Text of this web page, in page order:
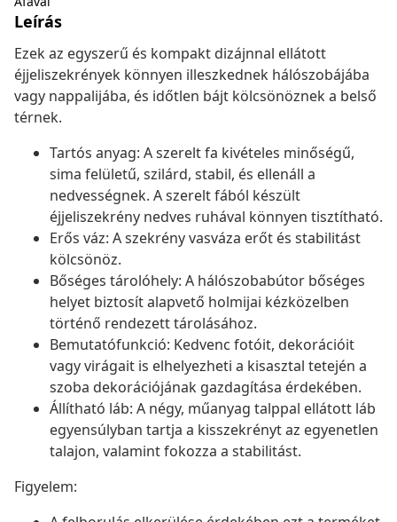
Leírás
Ezek az egyszerű és kompakt dizájnnal ellátott
éjjeliszekrények könnyen illeszkednek hálószobájába
vagy nappalijába, és időtlen bájt kölcsönöznek a belső
térnek.
Tartós anyag: A szerelt fa kivételes minőségű,
sima felületű, szilárd, stabil, és ellenáll a
nedvességnek. A szerelt fából készült
éjjeliszekrény nedves ruhával könnyen tisztítható.
Erős váz: A szekrény vasváza erőt és stabilitást
kölcsönöz.
Bőséges tárolóhely: A hálószobabútor bőséges
helyet biztosít alapvető holmijai kézközelben
történő rendezett tárolásához.
Bemutatófunkció: Kedvenc fotóit, dekorációit
vagy virágait is elhelyezheti a kisasztal tetején a
szoba dekorációjának gazdagítása érdekében.
Állítható láb: A négy, műanyag talppal ellátott láb
egyensúlyban tartja a kisszekrényt az egyenetlen
talajon, valamint fokozza a stabilitást.
Figyelem: